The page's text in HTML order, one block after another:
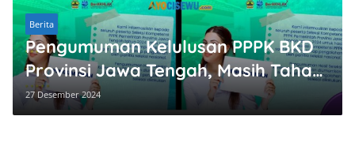
Berita
Pengumuman Kelulusan PPPK BKD
Provinsi Jawa Tengah, Masih Tahap
Proses Pengolahan!
27 Desember 2024